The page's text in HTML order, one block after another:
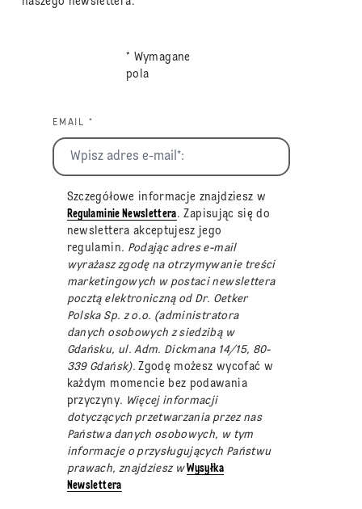
* Wymagane
pola
EMAIL *
Szczegółowe informacje znajdziesz w
Regulaminie Newslettera. Zapisując się do
newslettera akceptujesz jego
regulamin. Podając adres e-mail
wyrażasz zgodę na otrzymywanie treści
marketingowych w postaci newslettera
pocztą elektroniczną od Dr. Oetker
Polska Sp. z o.o. (administratora
danych osobowych z siedzibą w
Gdańsku, ul. Adm. Dickmana 14/15, 80-
339 Gdańsk).Zgodę możesz wycofać w
każdym momencie bez podawania
przyczyny. Więcej informacji
dotyczących przetwarzania przez nas
Państwa danych osobowych, w tym
informacje o przysługujących Państwu
prawach, znajdziesz wWysyłka
Newslettera